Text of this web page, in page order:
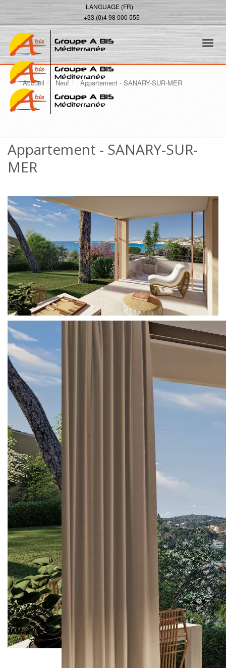
LANGUAGE (FR)
+33 (0)4 98 000 555
Accueil Neuf Appartement - SANARY-SUR-MER
Appartement - SANARY-SUR-
MER